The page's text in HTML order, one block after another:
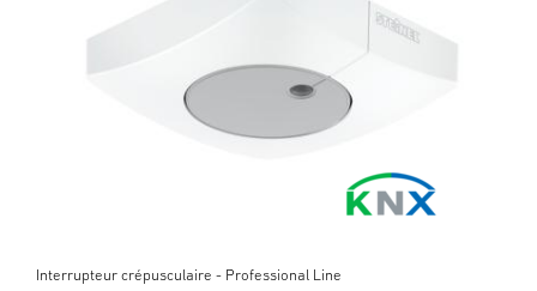
Interrupteur crépusculaire - Professional Line